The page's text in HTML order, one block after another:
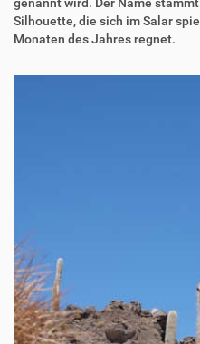
genannt wird. Der Name
Silhouette, die sich im Salar
Monaten des Jahres regnet.